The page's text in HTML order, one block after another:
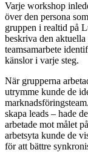
Varje workshop
över den persona
gruppen i realtid på
beskriva den
teamsamarbete
känslor i varje steg.
När grupperna
utrymme kunde de
skapa leads – hade
arbetade mot målet
arbetsyta kunde de
för att bättre